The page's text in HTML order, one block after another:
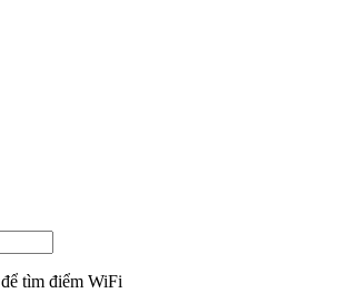
để tìm điểm WiFi